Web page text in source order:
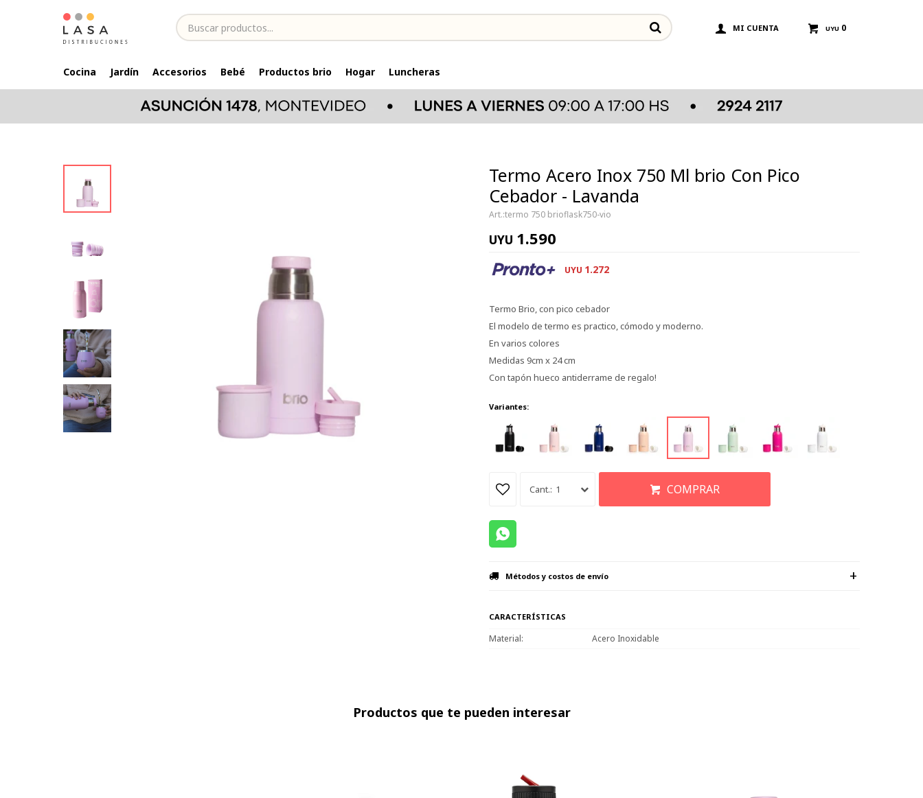
Cocina Jardín Accesorios Bebé Productos brio Hogar Luncheras
UYU 0
Termo Acero Inox 750 Ml brio Con Pico
Cebador - Lavanda
termo 750 brioflask750-vio
UYU 1.590
UYU 1.272
Termo Brio, con pico cebador
El modelo de termo es practico, cómodo y moderno.
En varios colores
Medidas 9cm x 24 cm
Con tapón hueco antiderrame de regalo!
Variantes:
1 COMPRAR
Métodos y costos de envío
CARACTERÍSTICAS
Material Acero Inoxidable
Productos que te pueden interesar